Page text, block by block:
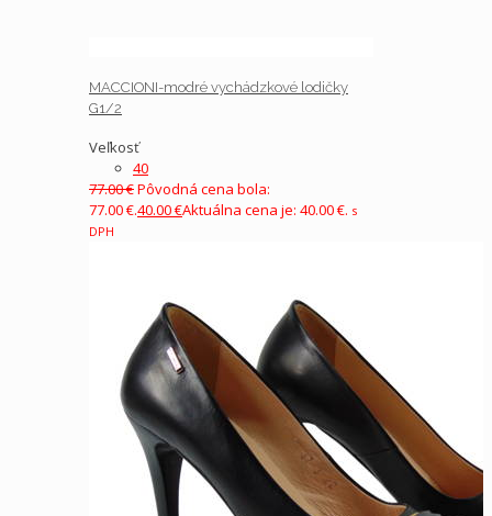
MACCIONI-modré vychádzkové lodičky
G1/2
Veľkosť
40
77.00€Pôvodná cena bola:
77.00 €.40.00€Aktuálna cena je: 40.00 €. s
DPH